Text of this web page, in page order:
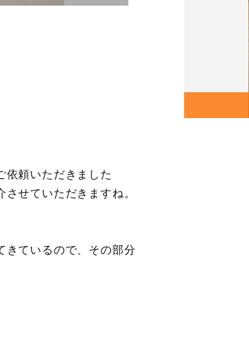
依頼いただきました
せていただきますね。
きているので、その部分